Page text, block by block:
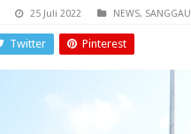
25 Juli 2022 NEWS, SANGGAU
Twitter Pinterest